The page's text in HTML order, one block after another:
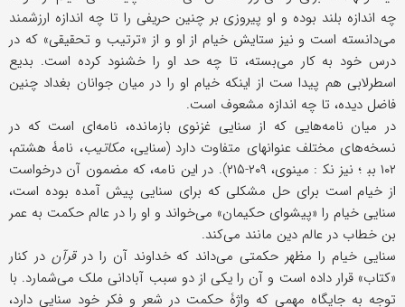
چه اندازه بلند بوده و او پیروزی بر چنین حریفی را تا چه اندازه ارزشمند
می‌دانسته است و نیز ستایش خیام از او و از «ترتیب و تحقیقی» که در
درس خود به کار می‌بسته، تا چه حد او را خشنود کرده است. بدیع
اسطرلابی هم پیدا ست از اینکه خیام او را در میان جوانان بغداد چنین
فاضل دیده، تا چه اندازه مشعوف است.
در میان نامه‌هایی که از سنایی غزنوی بازمانده، نامه‌ای است که در
نسخه‌های مختلف عنوانهای متفاوت دارد (سنایی،مکاتیب، نامۀ هشتم،
۱۰۲ بب‍ ؛ نیز نک‍ : مینوی، ۲۰۹-۲۱۵). در این نامه، که مضمون آن درخواست
از خیام است برای حل مشکلی که برای سنایی پیش آمده بوده است،
سنایی خیام را «پیشوای حکیمان» می‌خواند و او را در عالم حکمت به عمر
بن خطاب در عالم دین مانند می‌کند.
سنایی خیام را مظهر حکمتی می‌داند که خداوند آن را درقرآندر کنار
«کتاب» قرار داده است و آن را یکی از دو سبب آبادانی ملک می‌شمارد. با
توجه به جایگاه مهمی که واژۀ حکمت در شعر و فکر خود سنایی دارد،